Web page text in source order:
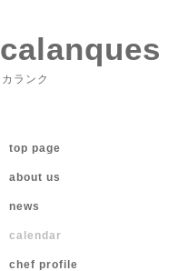
calanques
カランク
top page
about us
news
calendar
chef profile